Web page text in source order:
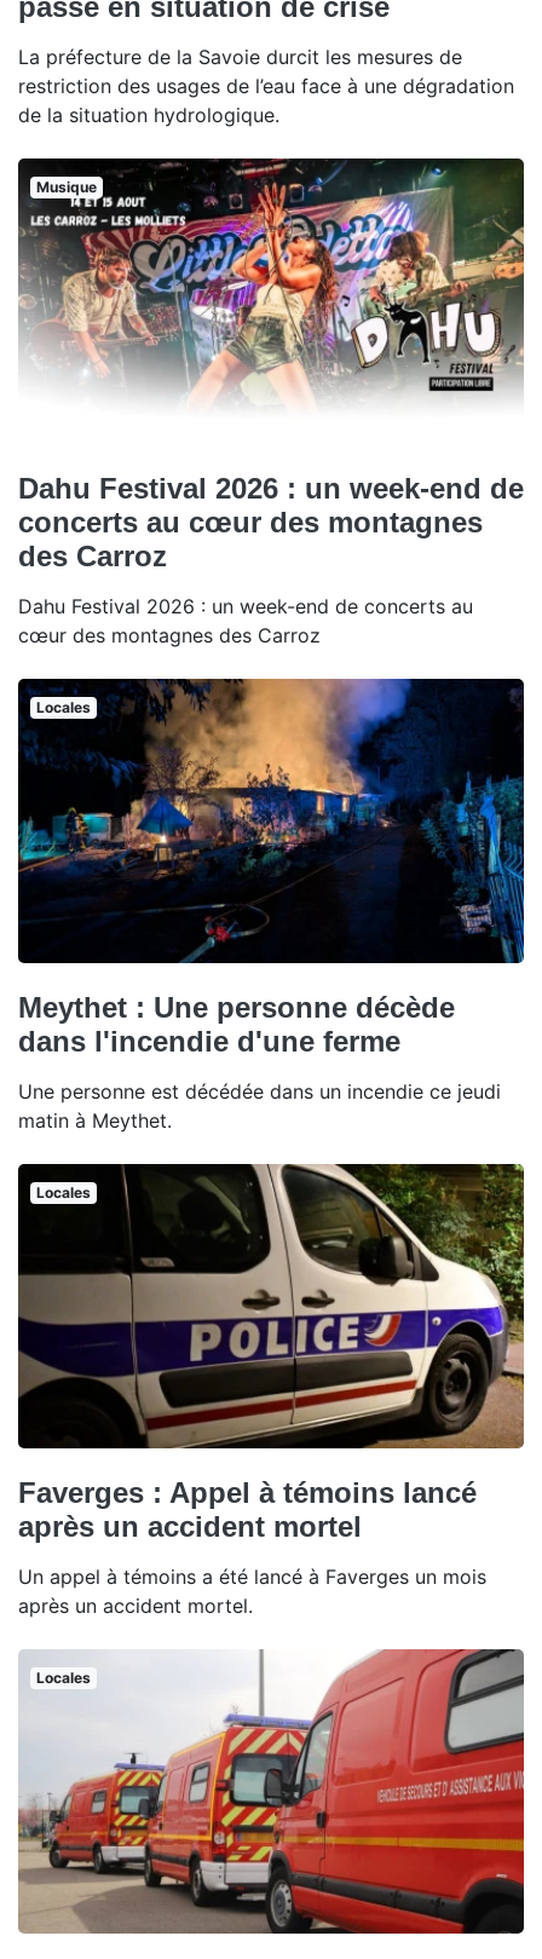
passe en situation de crise
La préfecture de la Savoie durcit les mesures de
restriction des usages de l’eau face à une dégradation
de la situation hydrologique.
Musique
Dahu Festival 2026 : un week-end de
concerts au cœur des montagnes
des Carroz
Dahu Festival 2026 : un week-end de concerts au
cœur des montagnes des Carroz
Locales
Meythet : Une personne décède
dans l'incendie d'une ferme
Une personne est décédée dans un incendie ce jeudi
matin à Meythet.
Locales
Faverges : Appel à témoins lancé
après un accident mortel
Un appel à témoins a été lancé à Faverges un mois
après un accident mortel.
Locales